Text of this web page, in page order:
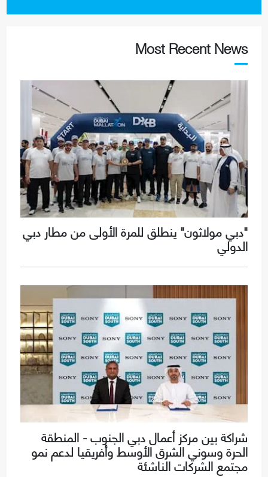
Most Recent News
"دبي مولاثون" ينطلق للمرة الأولى من مطار دبي
الدولي
شراكة بين مركز أعمال دبي الجنوب - المنطقة
الحرة وسوني الشرق الأوسط وأفريقيا لدعم نمو
مجتمع الشركات الناشئة